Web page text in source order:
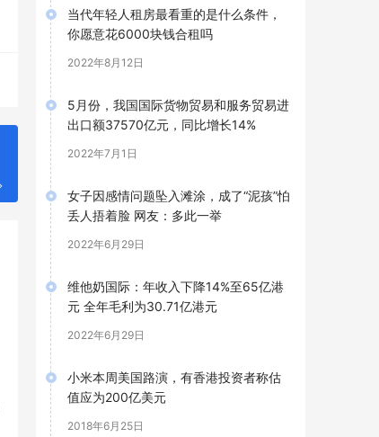
当代年轻人租房最看重的是什么条件，
你愿意花6000块钱合租吗
2022年8月12日
5月份，我国国际货物贸易和服务贸易进
出口额37570亿元，同比增长14%
2022年7月1日
女子因感情问题坠入滩涂，成了“泥孩”怕
丢人捂着脸 网友：多此一举
2022年6月29日
维他奶国际：年收入下降14%至65亿港
元 全年毛利为30.71亿港元
2022年6月29日
小米本周美国路演，有香港投资者称估
值应为200亿美元
2018年6月25日